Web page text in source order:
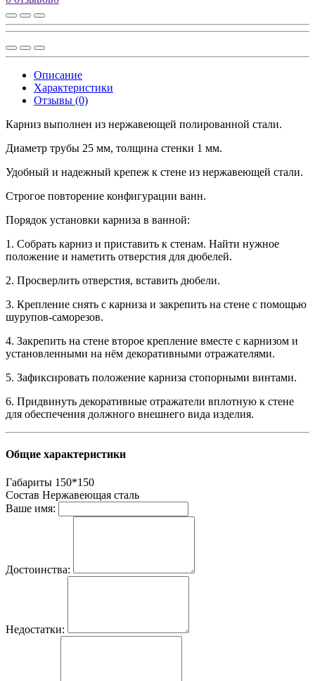
Описание
Характеристики
Отзывы (0)
Карниз выполнен из нержавеющей полированной стали.
Диаметр трубы 25 мм, толщина стенки 1 мм.
Удобный и надежный крепеж к стене из нержавеющей стали.
Строгое повторение конфигурации ванн.
Порядок установки карниза в ванной:
1. Собрать карниз и приставить к стенам. Найти нужное
положение и наметить отверстия для дюбелей.
2. Просверлить отверстия, вставить дюбели.
3. Крепление снять с карниза и закрепить на стене с помощью
шурупов-саморезов.
4. Закрепить на стене второе крепление вместе с карнизом и
установленными на нём декоративными отражателями.
5. Зафиксировать положение карниза стопорными винтами.
6. Придвинуть декоративные отражатели вплотную к стене
для обеспечения должного внешнего вида изделия.
Общие характеристики
Габариты 150*150
Состав Нержавеющая сталь
Ваше имя:
Достоинства:
Недостатки: